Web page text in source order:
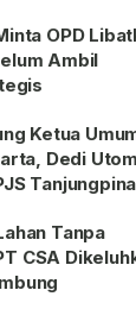
OPD
Ambil
Ketua
Dedi
Tanpa
CSA